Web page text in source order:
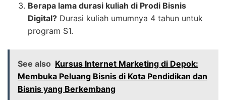
Berapa lama durasi kuliah di Prodi Bisnis
Digital? Durasi kuliah umumnya 4 tahun untuk
program S1.
See also Kursus Internet Marketing di Depok:
Membuka Peluang Bisnis di Kota Pendidikan dan
Bisnis yang Berkembang